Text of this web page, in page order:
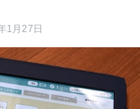
1月27日